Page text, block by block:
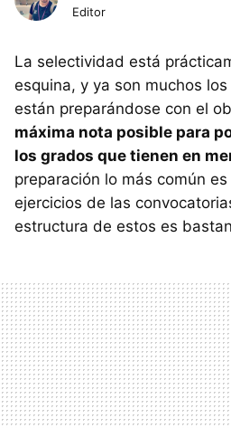
Editor
La selectividad está
esquina, y ya son muchos
están preparándose con el
máxima nota posible para
los grados que tienen en
preparación lo más común
ejercicios de las
estructura de estos es